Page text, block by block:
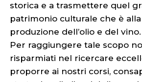
storica e a trasmettere quel
patrimonio culturale che è
produzione dell’olio e del vino.
Per raggiungere tale scopo
risparmiati nel ricercare
proporre ai nostri corsi,